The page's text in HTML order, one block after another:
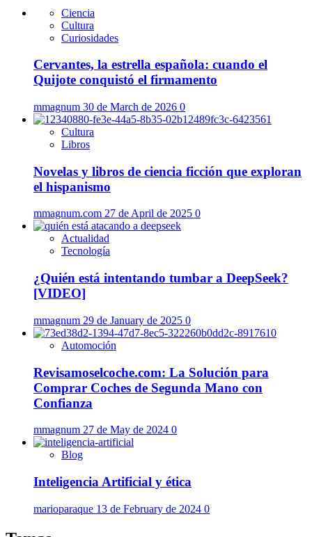
Ciencia
Cultura
Curiosidades
Cervantes, la estrella española: cuando el
Quijote conquistó el firmamento
mmagnum 30 de March de 2026 0
Cultura
Libros
Novelas y libros de ciencia ficción que exploran
el hispanismo
mmagnum.com 27 de April de 2025 0
Actualidad
Tecnología
¿Quién está intentando tumbar a DeepSeek?
[VIDEO]
mmagnum 29 de January de 2025 0
Automoción
Revisamoselcoche.com: La Solución para
Comprar Coches de Segunda Mano con
Confianza
mmagnum 27 de May de 2024 0
Blog
Inteligencia Artificial y ética
marioparaque 13 de February de 2024 0